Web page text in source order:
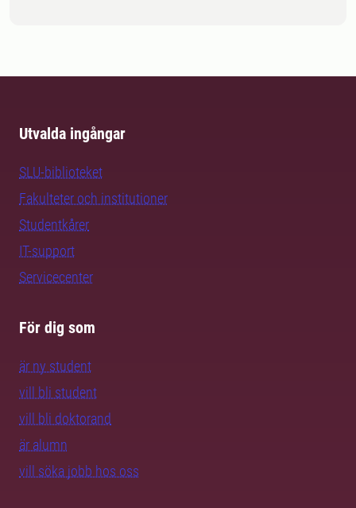
Utvalda ingångar
SLU-biblioteket
Fakulteter och institutioner
Studentkårer
IT-support
Servicecenter
För dig som
är ny student
vill bli student
vill bli doktorand
är alumn
vill söka jobb hos oss